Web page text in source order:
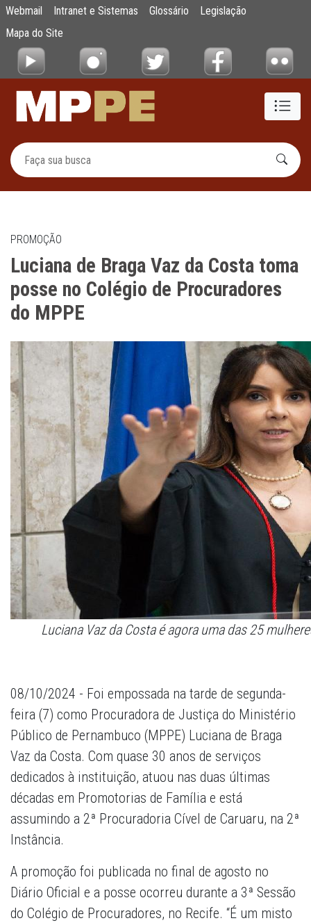
Pular para o Conteúdo principal
Luciana de Braga Vaz da Costa toma
Webmail Intranet e Sistemas Glossário
Legislação
Mapa do Site
PROMOÇÃO
Luciana de Braga Vaz da Costa toma
posse no Colégio de Procuradores
do MPPE
Luciana Vaz da Costa é agora uma das 25
08/10/2024 - Foi empossada na tarde de segunda-
feira (7) como Procuradora de Justiça do Ministério
Público de Pernambuco (MPPE) Luciana de Braga
Vaz da Costa. Com quase 30 anos de serviços
dedicados à instituição, atuou nas duas últimas
décadas em Promotorias de Família e está
assumindo a 2ª Procuradoria Cível de Caruaru, na 2ª
Instância.
A promoção foi publicada no final de agosto no
Diário Oficial e a posse ocorreu durante a 3ª Sessão
do Colégio de Procuradores, no Recife. “É um misto